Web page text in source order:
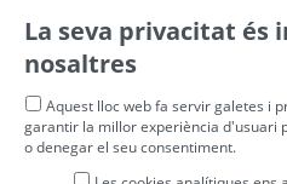
La seva privacitat és
nosaltres
Aquest lloc web fa servir galetes i
garantir la millor experiència d'usuari
o denegar el seu consentiment.